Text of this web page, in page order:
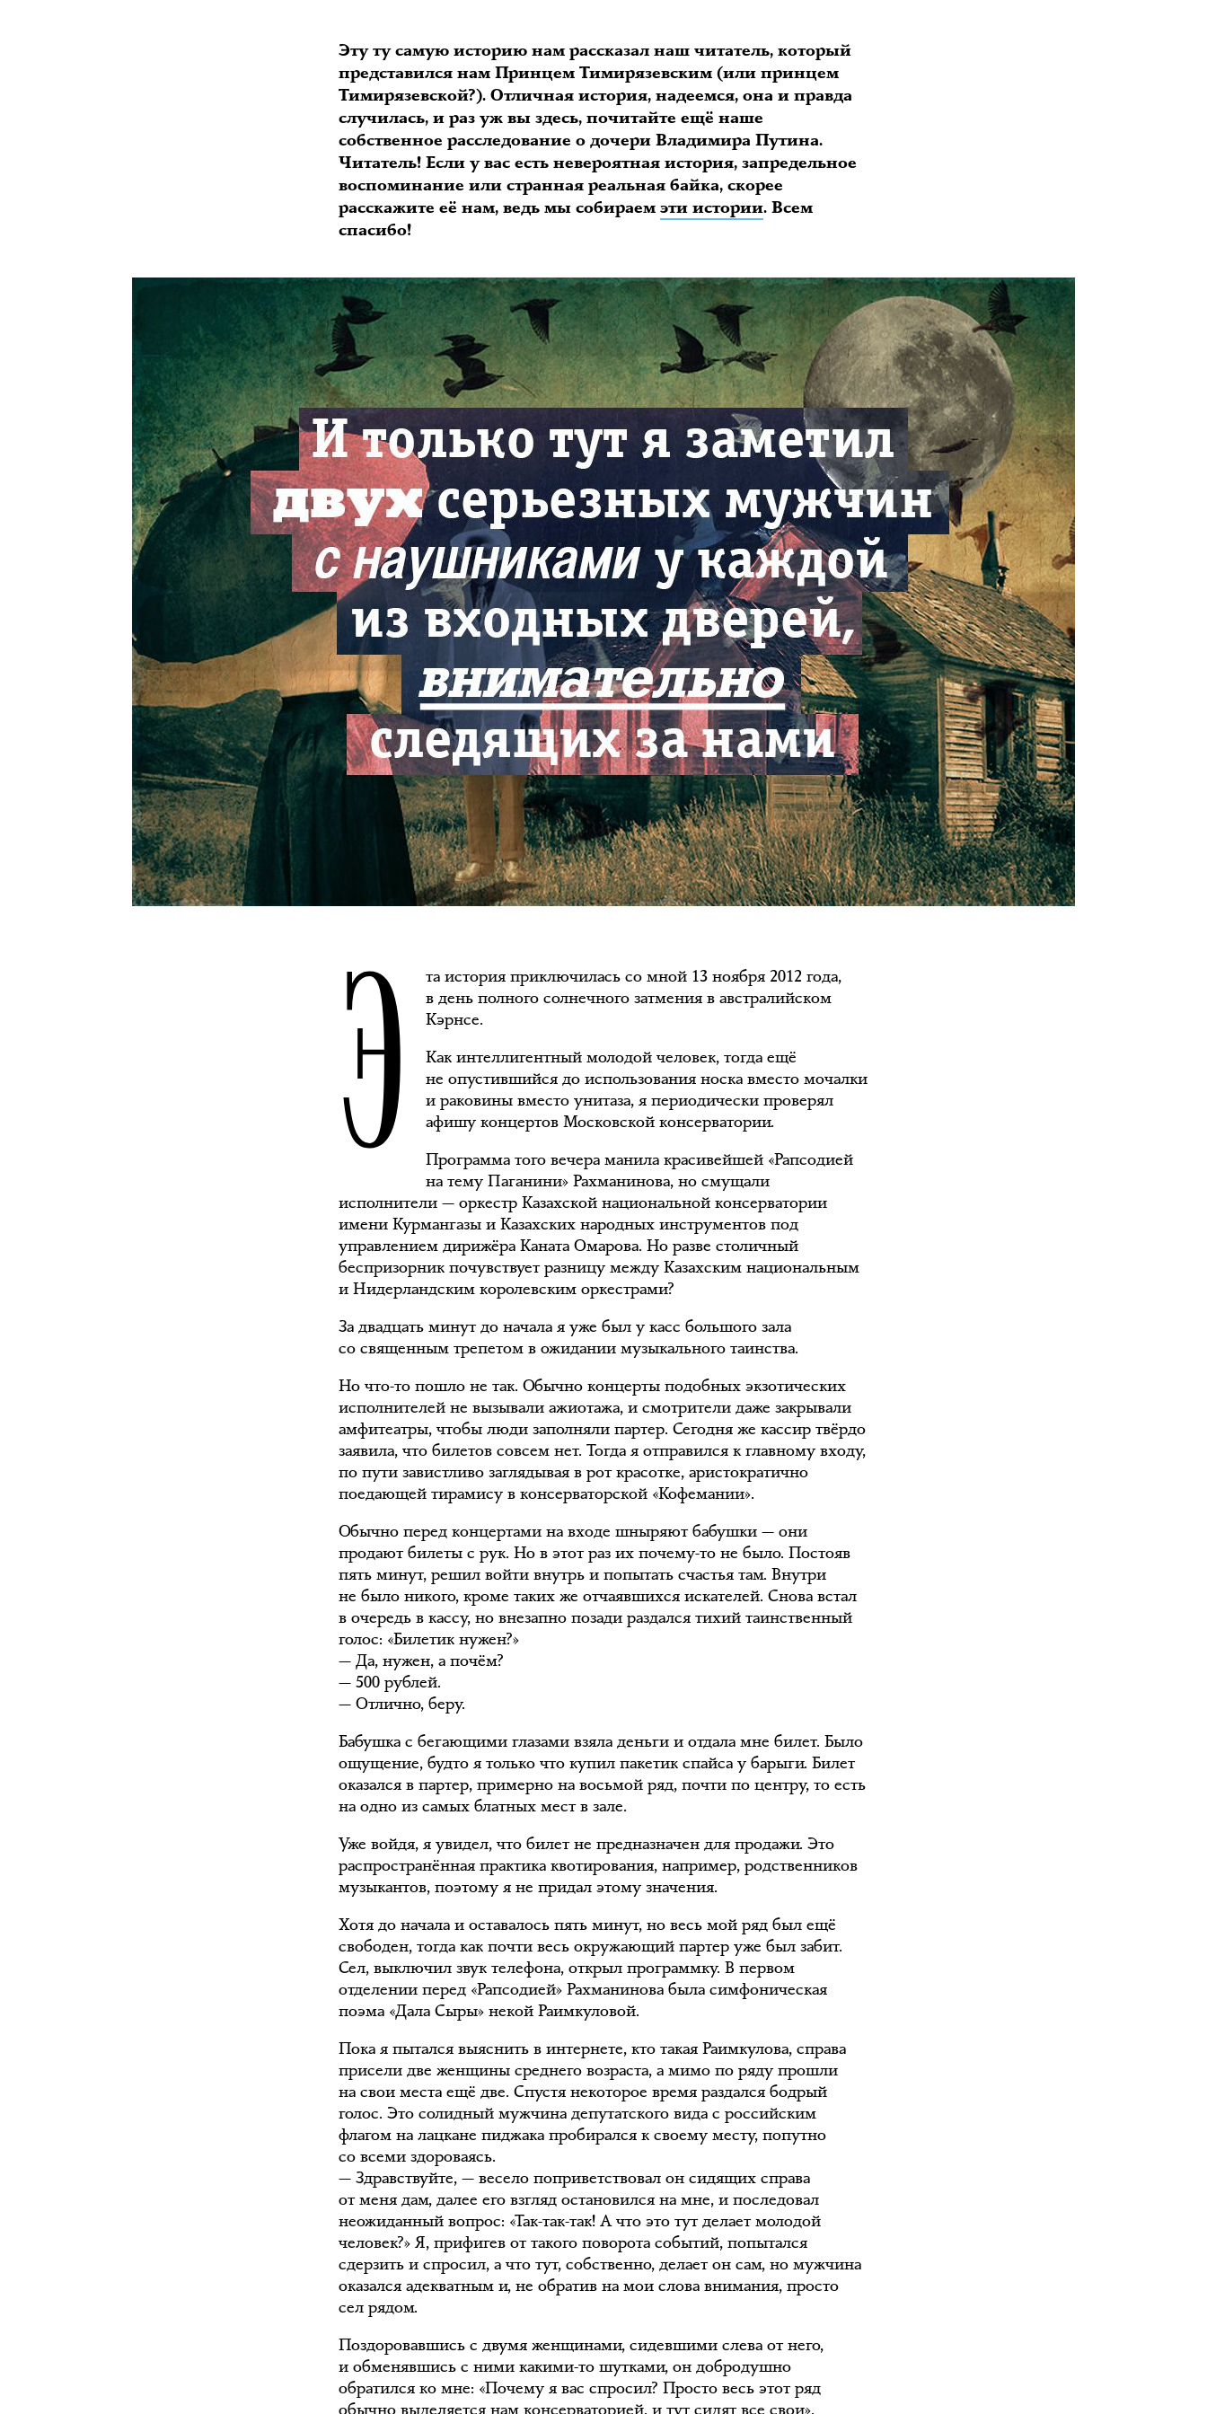
Эту ту самую историю нам рассказал наш читатель, который
представился нам Принцем Тимирязевским (или принцем
Тимирязевской?). Отличная история, надеемся, она и правда
случилась, и раз уж вы здесь, почитайте ещё наше
собственное расследование о дочери Владимира Путина.
Читатель! Если у вас есть невероятная история, запредельное
воспоминание или странная реальная байка, скорее
расскажите её нам, ведь мы собираемэти истории. Всем
спасибо!
Э
та история приключилась со мной 13 ноября 2012 года,
в день полного солнечного затмения в австралийском
Кэрнсе.
Как интеллигентный молодой человек, тогда ещё
не опустившийся до использования носка вместо мочалки
и раковины вместо унитаза, я периодически проверял
афишу концертов Московской консерватории.
Программа того вечера манила красивейшей «Рапсодией
на тему Паганини» Рахманинова, но смущали
исполнители — оркестр Казахской национальной консерватории
имени Курмангазы и Казахских народных инструментов под
управлением дирижёра Каната Омарова. Но разве столичный
беспризорник почувствует разницу между Казахским национальным
и Нидерландским королевским оркестрами?
За двадцать минут до начала я уже был у касс большого зала
со священным трепетом в ожидании музыкального таинства.
Но что-то пошло не так. Обычно концерты подобных экзотических
исполнителей не вызывали ажиотажа, и смотрители даже закрывали
амфитеатры, чтобы люди заполняли партер. Сегодня же кассир твёрдо
заявила, что билетов совсем нет. Тогда я отправился к главному входу,
по пути завистливо заглядывая в рот красотке, аристократично
поедающей тирамису в консерваторской «Кофемании».
Обычно перед концертами на входе шныряют бабушки — они
продают билеты с рук. Но в этот раз их почему-то не было. Постояв
пять минут, решил войти внутрь и попытать счастья там. Внутри
не было никого, кроме таких же отчаявшихся искателей. Снова встал
в очередь в кассу, но внезапно позади раздался тихий таинственный
голос: «Билетик нужен?»
— Да, нужен, а почём?
— 500 рублей.
— Отлично, беру.
Бабушка с бегающими глазами взяла деньги и отдала мне билет. Было
ощущение, будто я только что купил пакетик спайса у барыги. Билет
оказался в партер, примерно на восьмой ряд, почти по центру, то есть
на одно из самых блатных мест в зале.
Уже войдя, я увидел, что билет не предназначен для продажи. Это
распространённая практика квотирования, например, родственников
музыкантов, поэтому я не придал этому значения.
Хотя до начала и оставалось пять минут, но весь мой ряд был ещё
свободен, тогда как почти весь окружающий партер уже был забит.
Сел, выключил звук телефона, открыл программку. В первом
отделении перед «Рапсодией» Рахманинова была симфоническая
поэма «Дала Сыры» некой Раимкуловой.
Пока я пытался выяснить в интернете, кто такая Раимкулова, справа
присели две женщины среднего возраста, а мимо по ряду прошли
на свои места ещё две. Спустя некоторое время раздался бодрый
голос. Это солидный мужчина депутатского вида с российским
флагом на лацкане пиджака пробирался к своему месту, попутно
со всеми здороваясь.
— Здравствуйте, — весело поприветствовал он сидящих справа
от меня дам, далее его взгляд остановился на мне, и последовал
неожиданный вопрос: «Так-так-так! А что это тут делает молодой
человек?» Я, прифигев от такого поворота событий, попытался
сдерзить и спросил, а что тут, собственно, делает он сам, но мужчина
оказался адекватным и, не обратив на мои слова внимания, просто
сел рядом.
Поздоровавшись с двумя женщинами, сидевшими слева от него,
и обменявшись с ними какими-то шутками, он добродушно
обратился ко мне: «Почему я вас спросил? Просто весь этот ряд
обычно выделяется нам консерваторией, и тут сидят все свои».